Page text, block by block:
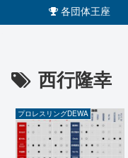
各団体王座
西行隆幸
プロレスリングDEWA